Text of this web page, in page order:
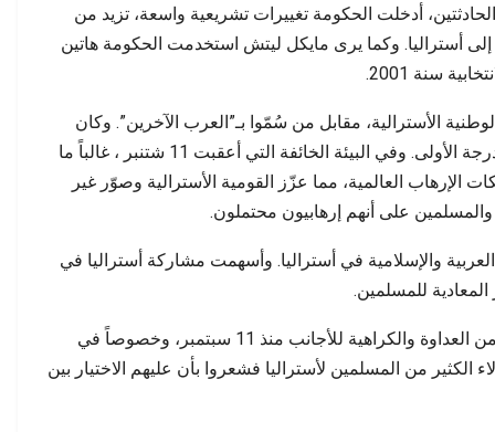
أدخلت الحكومة تغييرات تشريعية واسعة، تزيد من
أستراليا. وكما يرى مايكل ليتش استخدمت الحكومة هاتين
سنة 2001.
الأسترالية، مقابل من سُمّوا بـ”العرب الآخرين”. وكان
“العرب الآخرون” مسلمين وشرق أوسطيين بالدرجة الأولى. وفي البيئة الخائفة التي أعقبت 11 شتنبر ، غالباً ما
الإرهاب العالمية، مما عزّز القومية الأسترالية وصوّر غير
والمسلمين على أنهم إرهابيون محتملون.
والإسلامية في أستراليا. وأسهمت مشاركة أستراليا في
للمسلمين.
وواجهت الجماعات المسلمة في أستراليا كثيراً من العداوة والكراهية للأجانب منذ 11 سبتمبر، وخصوصاً في
سنة 2003. وشُكّك في ولاء الكثير من المسلمين لأستراليا فشعروا بأن عليهم الاختيار بين